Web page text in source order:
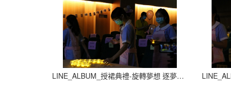
LINE_ALBUM_授裙典禮-旋轉夢想 逐夢飛翔_210927_8